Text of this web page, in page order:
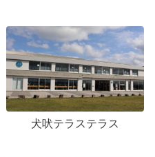
犬吠テラステラス